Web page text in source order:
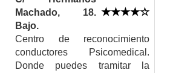
Machado, 18.
Bajo.
Centro de reconocimiento
conductores Psicomedical.
Donde puedes tramitar la